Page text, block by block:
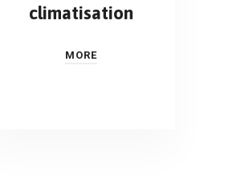
climatisation
MORE